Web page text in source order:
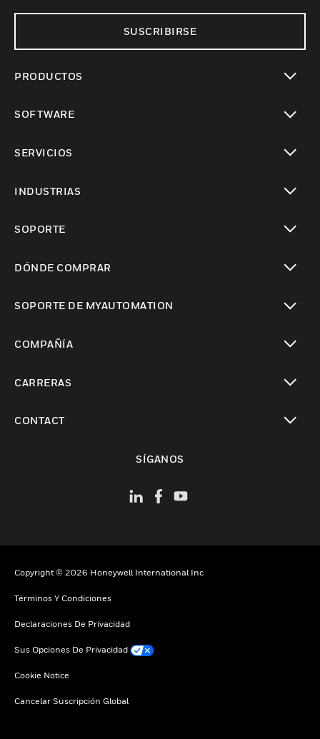
SUSCRIBIRSE
PRODUCTOS
SOFTWARE
SERVICIOS
INDUSTRIAS
SOPORTE
DÓNDE COMPRAR
SOPORTE DE MYAUTOMATION
COMPAÑÍA
CARRERAS
CONTACT
SÍGANOS
Copyright © 2026 Honeywell International Inc
Términos Y Condiciones
Declaraciones De Privacidad
Sus Opciones De Privacidad
Cookie Notice
Cancelar Suscripción Global